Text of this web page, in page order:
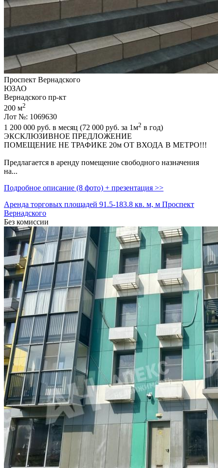
Проспект Вернадского
ЮЗАО
Вернадского пр-кт
200 м2
Лот №: 1069630
1 200 000 руб. в месяц (72 000 руб. за 1м2 в год)
ЭКСКЛЮЗИВНОЕ ПРЕДЛОЖЕНИЕ
ПОМЕЩЕНИЕ НЕ ТРАФИКЕ 20м ОТ ВХОДА В МЕТРО!!!
Предлагается в аренду помещение свободного назначения
на...
Подробное описание (8 фото) + презентация >>
Аренда торговых площадей 91.5-183.8 кв. м, м Проспект
Вернадского
Без комиссии